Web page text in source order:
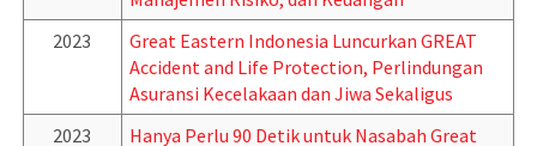
2023
Great Eastern Indonesia Luncurkan GREAT
Accident and Life Protection, Perlindungan
Asuransi Kecelakaan dan Jiwa Sekaligus
2023
Hanya Perlu 90 Detik untuk Nasabah Great